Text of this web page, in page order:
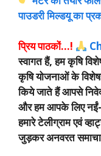
पाउडरी मिल्डयू का
प्रिय पाठकों…!
स्वागत हैं, हम कृषि
कृषि योजनाओं के
किये जाते हैं आपसे
और हम आपके लिए नईं-
हमारे टेलीग्राम एवं
जुड़कर अनवरत